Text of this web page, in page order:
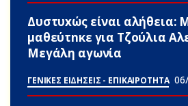
Δυστυxώς είναι αλήθεια:
μαθεύτnκε για Τζούλια
Μεγάλη αγωνία
ΓΕΝΙΚΕΣ ΕΙΔΗΣΕΙΣ - ΕΠΙΚΑΙΡΟΤΗΤΑ